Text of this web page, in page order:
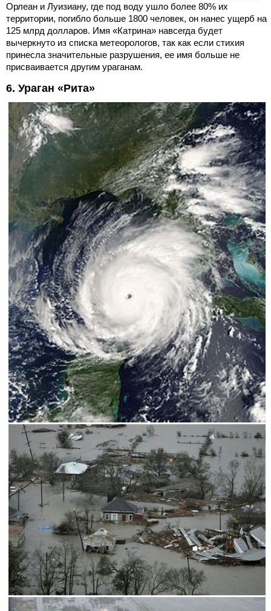
Орлеан и Луизиану, где под воду ушло более 80% их
территории, погибло больше 1800 человек, он нанес ущерб на
125 млрд долларов. Имя «Катрина» навсегда будет
вычеркнуто из списка метеорологов, так как если стихия
принесла значительные разрушения, ее имя больше не
присваивается другим ураганам.
6. Ураган «Рита»